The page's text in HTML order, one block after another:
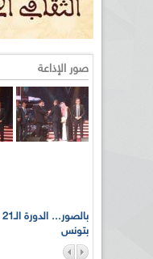
صور الإذاعة
بتونس